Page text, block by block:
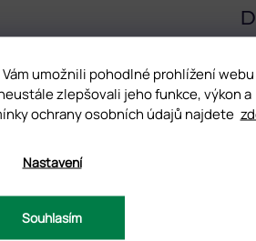
umožnili pohodlné prohlížení webu
zlepšovali jeho funkce, výkon a
ochrany osobních údajů najdete
Nastavení
Souhlasím
a rozpustný v acetonu. Skvěle přilne
velkou pružností.